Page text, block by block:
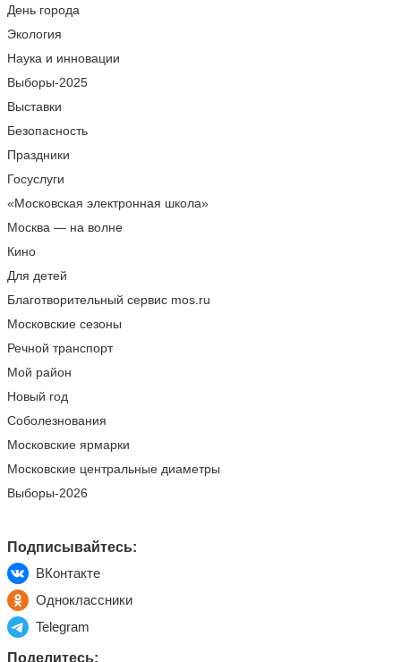
День города
Экология
Наука и инновации
Выборы-2025
Выставки
Безопасность
Праздники
Госуслуги
«Московская электронная школа»
Москва — на волне
Кино
Для детей
Благотворительный сервис mos.ru
Московские сезоны
Речной транспорт
Мой район
Новый год
Соболезнования
Московские ярмарки
Московские центральные диаметры
Выборы-2026
Подписывайтесь:
ВКонтакте
Одноклассники
Telegram
Поделитесь: